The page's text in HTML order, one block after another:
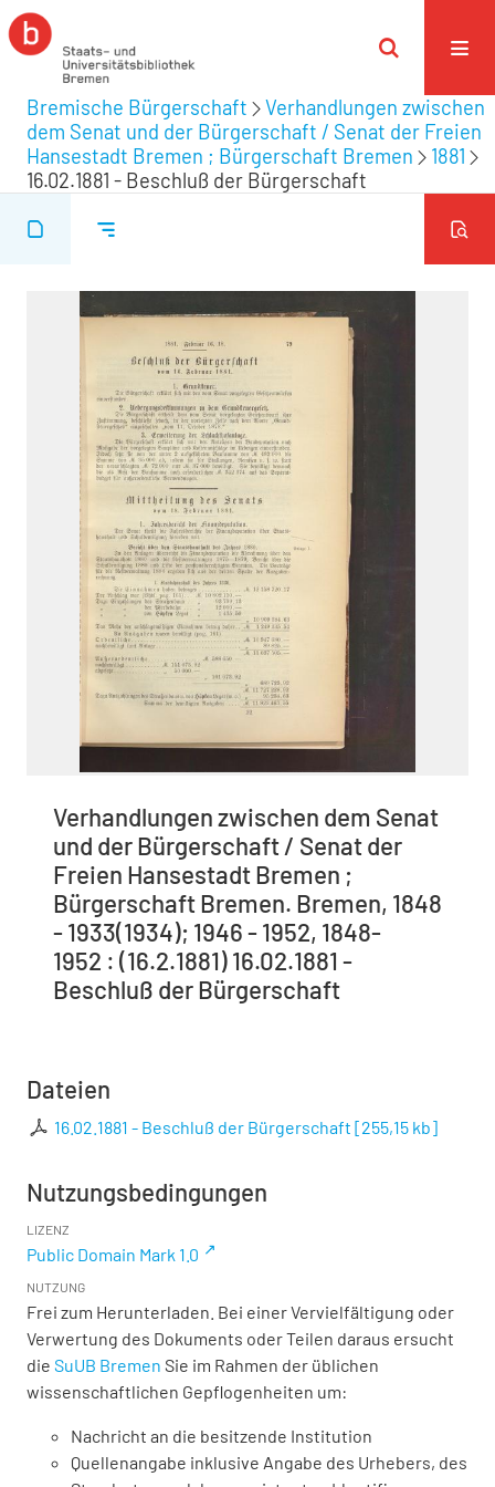
Bremische Bürgerschaft
Verhandlungen zwischen
dem Senat und der Bürgerschaft / Senat der Freien
Hansestadt Bremen ; Bürgerschaft Bremen
1881
16.02.1881 - Beschluß der Bürgerschaft
Verhandlungen zwischen dem Senat
und der Bürgerschaft / Senat der
Freien Hansestadt Bremen ;
Bürgerschaft Bremen. Bremen, 1848
- 1933(1934); 1946 - 1952, 1848-
1952 : (16.2.1881) 16.02.1881 -
Beschluß der Bürgerschaft
Dateien
16.02.1881 - Beschluß der Bürgerschaft [255,15 kb]
Nutzungsbedingungen
LIZENZ
Public Domain Mark 1.0
NUTZUNG
Frei zum Herunterladen. Bei einer Vervielfältigung oder
Verwertung des Dokuments oder Teilen daraus ersucht
die SuUB Bremen Sie im Rahmen der üblichen
wissenschaftlichen Gepflogenheiten um:
Nachricht an die besitzende Institution
Quellenangabe inklusive Angabe des Urhebers, des